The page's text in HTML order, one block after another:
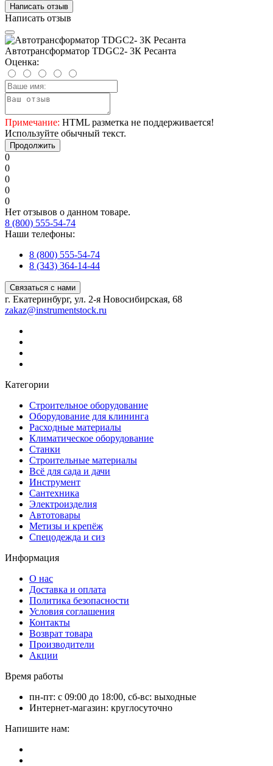
Написать отзыв
Написать отзыв
Автотрансформатор TDGC2- 3К Ресанта
Оценка:
Примечание: HTML разметка не поддерживается!
Используйте обычный текст.
Продолжить
0
0
0
0
0
Нет отзывов о данном товаре.
8 (800) 555-54-74
Наши телефоны:
8 (800) 555-54-74
8 (343) 364-14-44
Связаться с нами
г. Екатеринбург, ул. 2-я Новосибирская, 68
zakaz@instrumentstock.ru
Категории
Строительное оборудование
Оборудование для клининга
Расходные материалы
Климатическое оборудование
Станки
Строительные материалы
Всё для сада и дачи
Инструмент
Сантехника
Электроизделия
Автотовары
Метизы и крепёж
Спецодежда и сиз
Информация
О нас
Доставка и оплата
Политика безопасности
Условия соглашения
Контакты
Возврат товара
Производители
Акции
Время работы
пн-пт: с 09:00 до 18:00, сб-вс: выходные
Интернет-магазин: круглосуточно
Напишите нам: